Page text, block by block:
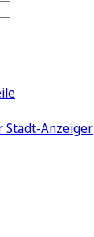
Stadt-Anzeiger